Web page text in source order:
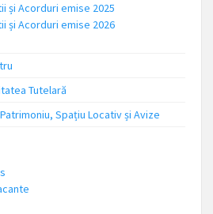
și Acorduri emise 2025
și Acorduri emise 2026
Tutelară
Spațiu Locativ și Avize